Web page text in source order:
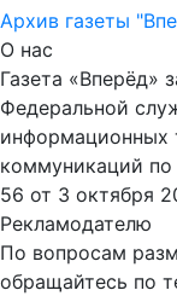
Архив газеты
О нас
Газета «Вперёд»
Федеральной
информационных
коммуникаций
56 от 3 октября
Рекламодателю
По вопросам
обращайтесь по